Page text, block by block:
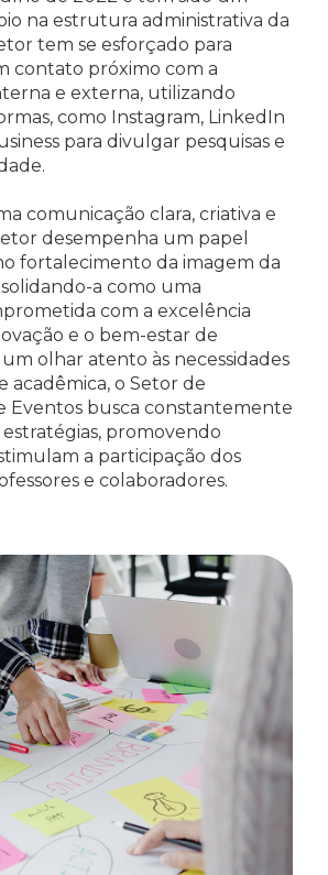
na estrutura administrativa da
tem se esforçado para
contato próximo com a
e externa, utilizando
como Instagram, LinkedIn
para divulgar pesquisas e
comunicação clara, criativa e
desempenha um papel
fortalecimento da imagem da
a como uma
com a excelência
e o bem-estar de
um olhar atento às necessidades
acadêmica, o Setor de
Eventos busca constantemente
promovendo
a participação dos
e colaboradores.